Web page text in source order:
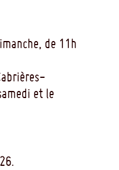
de 11h
et le